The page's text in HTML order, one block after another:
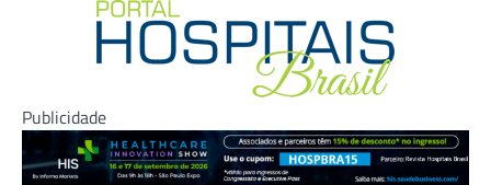
Publicidade